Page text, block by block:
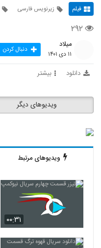
فیلم زیرنویس فارسی
۲۹۲
میلاد
۱۱ دی ۱۴۰۱ دنبال کردن
دانلود بیشتر
ویدیوهای دیگر
ویدیوهای مرتبط
۰۰:۳۱